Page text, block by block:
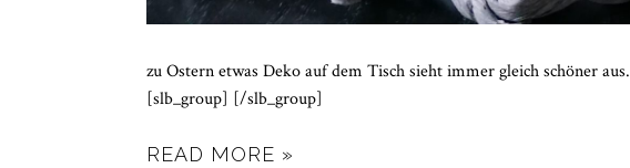
zu Ostern etwas Deko auf dem Tisch sieht immer gleich schöner
[slb_group] [/slb_group]
READ MORE »